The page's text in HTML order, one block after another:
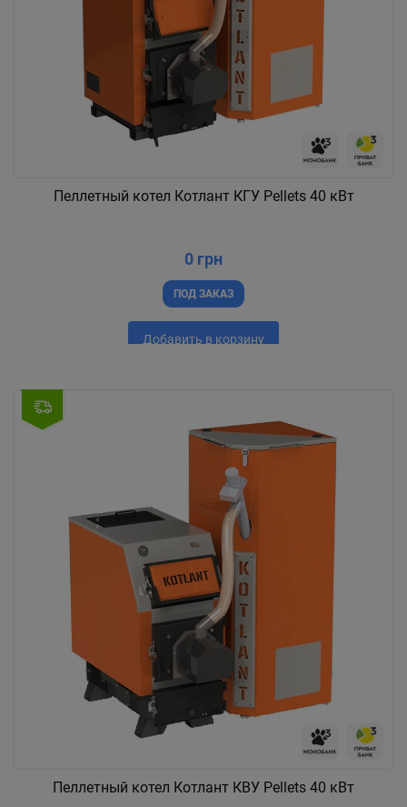
Пеллетный котел Котлант КГУ Pellets 40 кВт
0 грн
ПОД ЗАКАЗ
Добавить в корзину
Пеллетный котел Котлант КВУ Pellets 40 кВт